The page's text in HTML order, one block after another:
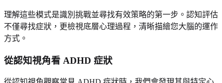
理解這些模式是識別挑戰並尋找有效策略的第一步。認知評估
不僅尋找症狀，更檢視底層心理過程，清晰描繪您大腦的運作
方式。
從認知視角看 ADHD 症狀